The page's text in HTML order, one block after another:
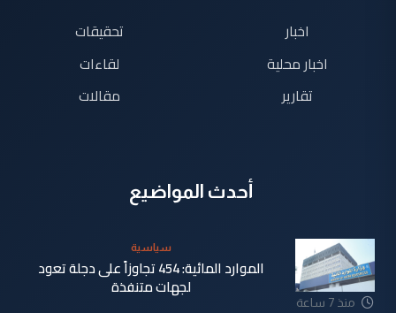
اخبار
اخبار محلية
تقارير
تحقيقات
لقاءات
مقالات
أحدث المواضيع
منذ 7 ساعة
سياسية
الموارد المائية: 454 تجاوزاً على دجلة تعود
لجهات متنفذة